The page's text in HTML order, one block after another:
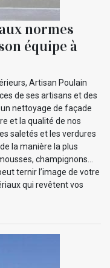
normes
équipe à
Artisan Poulain
de ses artisans et des
nettoyage de façade
et la qualité de nos
saletés et les verdures
la manière la plus
champignons…
ternir l’image de votre
qui revêtent vos